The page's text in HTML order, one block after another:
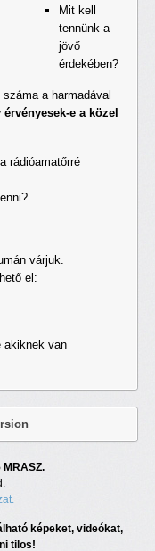
Mit kell
tennünk a
jövő
érdekében?
a harmadával
e a közel
rádióamatőrré
várjuk.
el:
akiknek van
képeket, videókat,
tilos!